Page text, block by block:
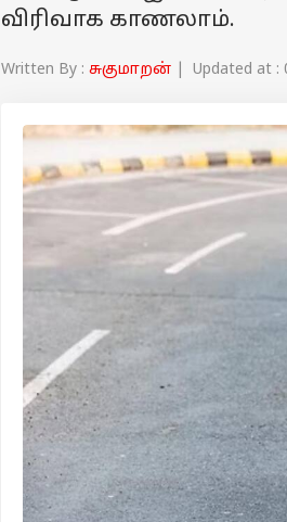
விரிவாக காணலாம்.
Written By : சுகுமாறன் | Updated at :